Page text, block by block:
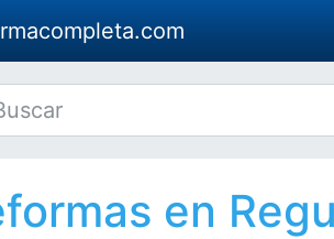
en